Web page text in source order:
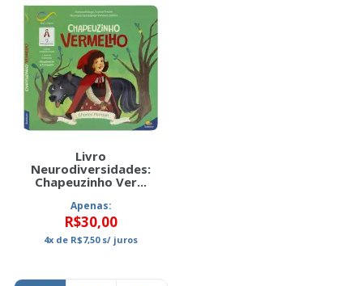
Livro
Neurodiversidades:
Chapeuzinho Ver...
Apenas:
R$30,00
4x de R$7,50s/ juros